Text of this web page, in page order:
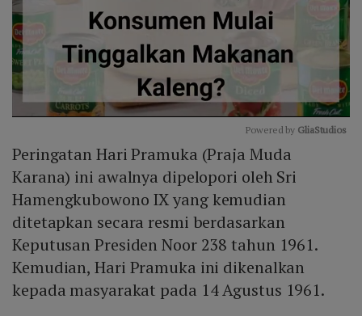
Powered by GliaStudios
Peringatan Hari Pramuka (Praja Muda
Karana) ini awalnya dipelopori oleh Sri
Hamengkubowono IX yang kemudian
ditetapkan secara resmi berdasarkan
Keputusan Presiden Noor 238 tahun 1961.
Kemudian, Hari Pramuka ini dikenalkan
kepada masyarakat pada 14 Agustus 1961.